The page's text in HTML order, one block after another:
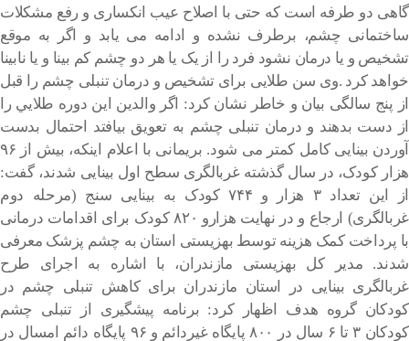
گاهی دو طرفه است که حتی با اصلاح عیب انکساری و رفع مشکلات
ساختمانی چشم، برطرف نشده و ادامه می یابد و اگر به موقع
تشخیص و یا درمان نشود فرد را از یک یا هر دو چشم کم بینا و یا نابینا
خواهد کرد .وی سن طلایی برای تشخیص و درمان تنبلی چشم را قبل
از پنج سالگی بیان و خاطر نشان کرد: اگر والدین اين دوره طلايي را
از دست بدهند و درمان تنبلی چشم به تعویق بیافتد احتمال بدست
آوردن بینایی کامل کمتر می شود. بریمانی با اعلام اینکه، بیش از ۹۶
هزار کودک، در سال گذشته غربالگری سطح اول بینایی شدند، گفت:
از این تعداد ۳ هزار و ۷۴۴ کودک به بینایی سنج (مرحله دوم
غربالگری) ارجاع و در نهایت هزارو ۸۲۰ کودک برای اقدامات درمانی
با پرداخت کمک هزینه توسط بهزیستی استان به چشم پزشک معرفی
شدند. مدیر کل بهزیستی مازندران، با اشاره به اجرای طرح
غربالگری بینایی در استان مازندران برای کاهش تنبلی چشم در
کودکان گروه هدف اظهار کرد: برنامه پیشگیری از تنبلی چشم
کودکان ۳ تا ۶ سال در ۸۰۰ پایگاه غیردائم و ۹۶ پایگاه دائم امسال در